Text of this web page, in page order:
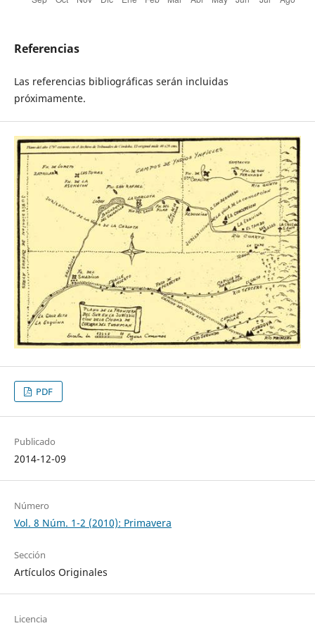
Referencias
Las referencias bibliográficas serán incluidas
próximamente.
PDF
Publicado
2014-12-09
Número
Vol. 8 Núm. 1-2 (2010): Primavera
Sección
Artículos Originales
Licencia